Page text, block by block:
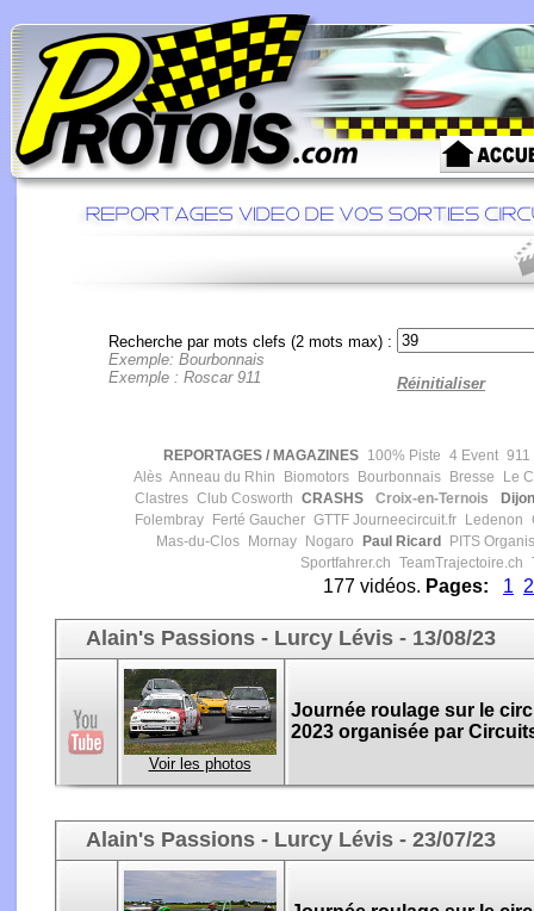
Recherche par mots clefs (2 mots max) :
Exemple: Bourbonnais
Exemple : Roscar 911
Réinitialiser
REPORTAGES / MAGAZINES 100% Piste 4 Event 911
Alès Anneau du Rhin Biomotors Bourbonnais Bresse
Le
Clastres Club Cosworth CRASHS Croix-en-Ternois
Folembray
Ferté Gaucher GTTFJourneecircuit.fr Ledenon
Mas-du-Clos
Mornay Nogaro Paul Ricard
PITS
Sportfahrer.ch TeamTrajectoire.ch
177 vidéos. Pages: 1 2
Alain's Passions - Lurcy Lévis - 13/08/23
Voir les photos
Journée roulage sur le
2023 organisée par
Alain's Passions - Lurcy Lévis - 23/07/23